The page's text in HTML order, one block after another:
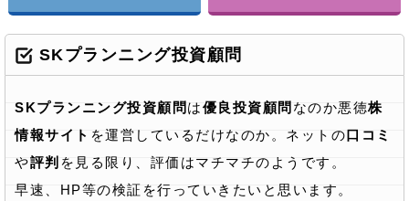
SKプランニング投資顧問
SKプランニング投資顧問 は優良投資顧問 なのか悪徳株
情報サイト を運営しているだけなのか。ネットの口コミ
や評判 を見る限り、評価はマチマチのようです。
早速、HP等の検証を行っていきたいと思います。